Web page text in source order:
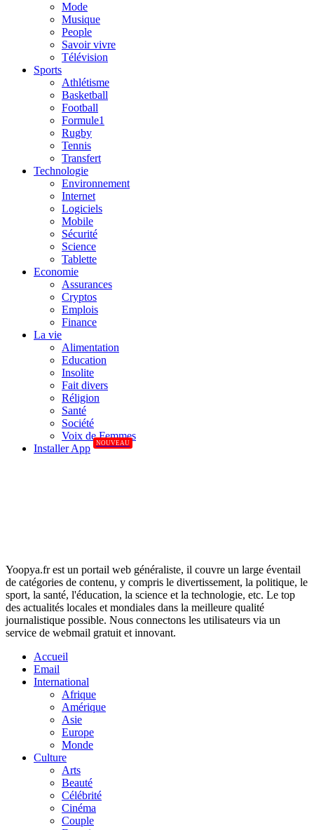
Mode
Musique
People
Savoir vivre
Télévision
Sports
Athlétisme
Basketball
Football
Formule1
Rugby
Tennis
Transfert
Technologie
Environnement
Internet
Logiciels
Mobile
Sécurité
Science
Tablette
Economie
Assurances
Cryptos
Emplois
Finance
La vie
Alimentation
Education
Insolite
Fait divers
Réligion
Santé
Société
Voix de Femmes
Installer App
NOUVEAU
Yoopya.fr est un portail web généraliste, il couvre un large éventail
de catégories de contenu, y compris le divertissement, la politique, le
sport, la santé, l'éducation, la science et la technologie, etc. Le top
des actualités locales et mondiales dans la meilleure qualité
journalistique possible. Nous connectons les utilisateurs via un
service de webmail gratuit et innovant.
Accueil
Email
International
Afrique
Amérique
Asie
Europe
Monde
Culture
Arts
Beauté
Célébrité
Cinéma
Couple